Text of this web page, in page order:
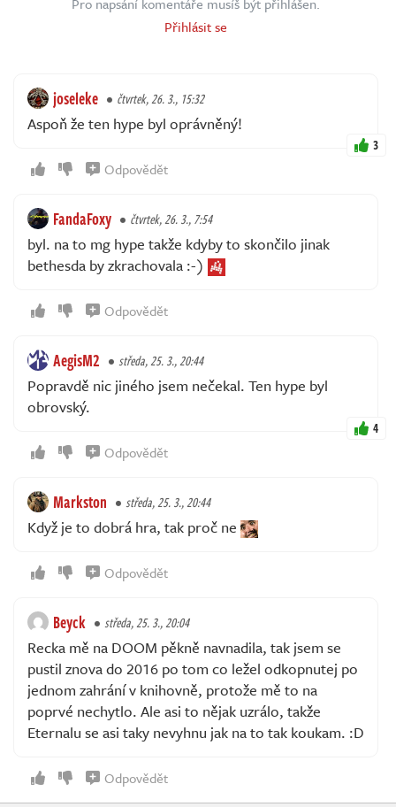
Přihlásit se
joseleke čtvrtek, 26. 3., 15:32
Aspoň že ten hype byl oprávněný!
3
Odpovědět
FandaFoxy čtvrtek, 26. 3., 7:54
byl. na to mg hype takže kdyby to skončilo jinak
bethesda by zkrachovala :-)
Odpovědět
AegisM2 středa, 25. 3., 20:44
Popravdě nic jiného jsem nečekal. Ten hype byl
obrovský.
4
Odpovědět
Markston středa, 25. 3., 20:44
Když je to dobrá hra, tak proč ne
Odpovědět
Beyck středa, 25. 3., 20:04
Recka mě na DOOM pěkně navnadila, tak jsem se
pustil znova do 2016 po tom co ležel odkopnutej po
jednom zahrání v knihovně, protože mě to na
poprvé nechytlo. Ale asi to nějak uzrálo, takže
Eternalu se asi taky nevyhnu jak na to tak koukam. :D
Odpovědět